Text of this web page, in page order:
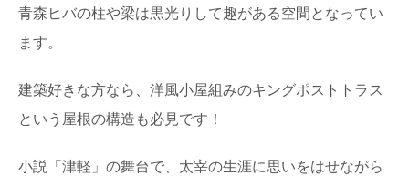
青森ヒバの柱や梁は黒光りして趣がある空間となってい
ます。
建築好きな方なら、洋風小屋組みのキングポストトラス
という屋根の構造も必見です！
小説「津軽」の舞台で、太宰の生涯に思いをはせながら